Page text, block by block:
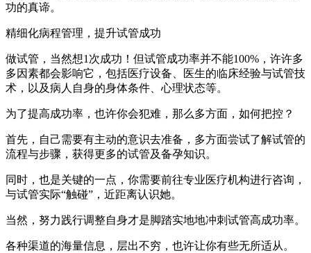
功的真谛。
精细化病程管理，提升试管成功
做试管，当然想1次成功！但试管成功率并不能100%，许许多
多因素都会影响它，包括医疗设备、医生的临床经验与试管技
术，以及病人自身的身体条件、心理状态等。
为了提高成功率，也许你会犯难，那么多方面，如何把控？
首先，自己需要有主动的意识去准备，多方面尝试了解试管的
流程与步骤，获得更多的试管及备孕知识。
同时，也是关键的一点，你需要前往专业医疗机构进行咨询，
与试管实际“触碰”，近距离认识她。
当然，努力践行调整自身才是脚踏实地地冲刺试管高成功率。
各种渠道的海量信息，层出不穷，也许让你有些无所适从。